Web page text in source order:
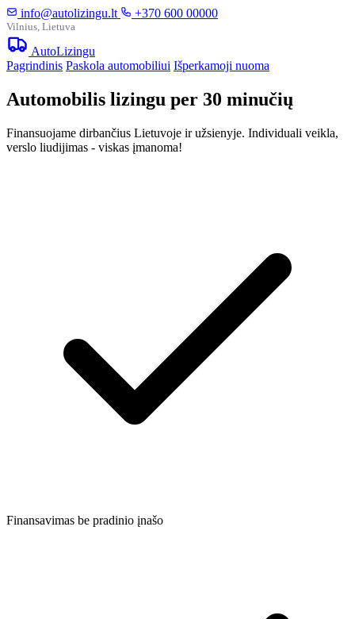
info@autolizingu.lt +370 600 00000
Vilnius, Lietuva
AutoLizingu
Pagrindinis Paskola automobiliui Išperkamoji nuoma
Automobilis lizingu per 30 minučių
Finansuojame dirbančius Lietuvoje ir užsienyje. Individuali veikla,
verslo liudijimas - viskas įmanoma!
Finansavimas be pradinio įnašo